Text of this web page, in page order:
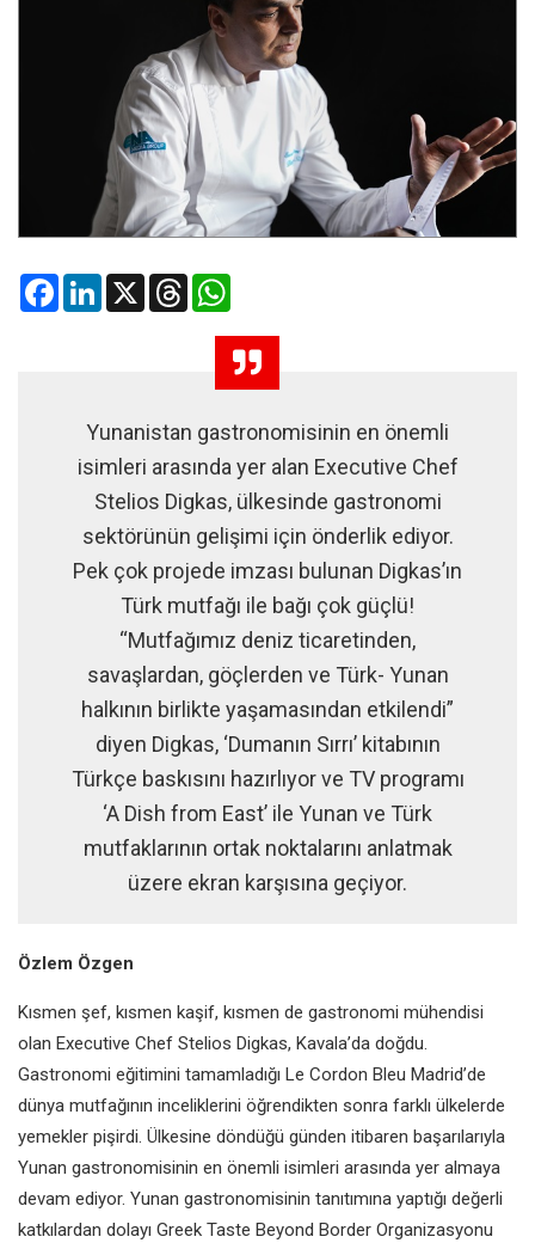
FacebookLinkedIn
X Threads
Yunanistan gastronomisinin en önemli
isimleri arasında yer alan Executive Chef
Stelios Digkas, ülkesinde gastronomi
sektörünün gelişimi için önderlik ediyor.
Pek çok projede imzası bulunan Digkas’ın
Türk mutfağı ile bağı çok güçlü!
“Mutfağımız deniz ticaretinden,
savaşlardan, göçlerden ve Türk- Yunan
halkının birlikte yaşamasından etkilendi”
diyen Digkas, ‘Dumanın Sırrı’ kitabının
Türkçe baskısını hazırlıyor ve TV programı
‘A Dish from East’ ile Yunan ve Türk
mutfaklarının ortak noktalarını anlatmak
üzere ekran karşısına geçiyor.
Özlem Özgen
Kısmen şef, kısmen kaşif, kısmen de gastronomi mühendisi
olan Executive Chef Stelios Digkas, Kavala’da doğdu.
Gastronomi eğitimini tamamladığı Le Cordon Bleu Madrid’de
dünya mutfağının inceliklerini öğrendikten sonra farklı ülkelerde
yemekler pişirdi. Ülkesine döndüğü günden itibaren başarılarıyla
Yunan gastronomisinin en önemli isimleri arasında yer almaya
devam ediyor. Yunan gastronomisinin tanıtımına yaptığı değerli
katkılardan dolayı Greek Taste Beyond Border Organizasyonu